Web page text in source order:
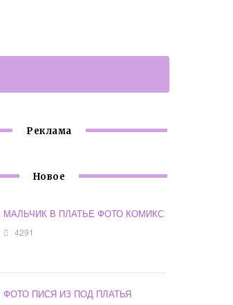
Реклама
Новое
МАЛЬЧИК В ПЛАТЬЕ ФОТО КОМИКС
4291
ФОТО ПИСЯ ИЗ ПОД ПЛАТЬЯ